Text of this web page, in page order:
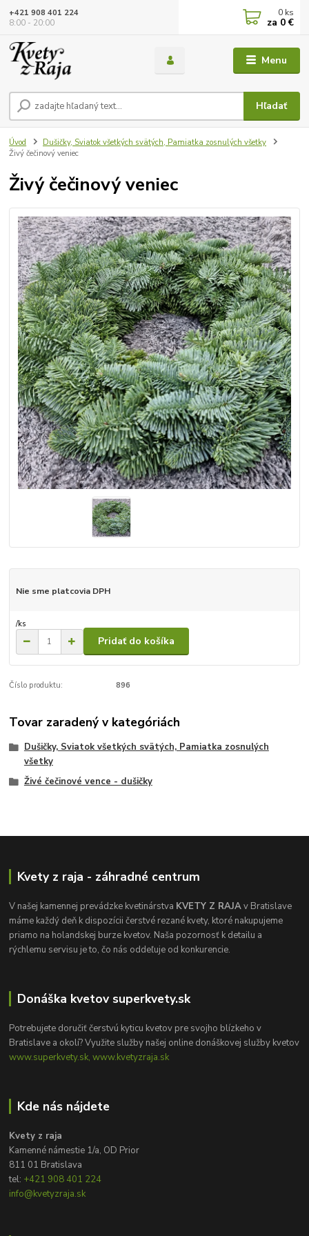
Menu
Hľadať
+421 908 401 224
8:00 - 20:00
0 ks
za 0 €
Úvod
Dušičky, Sviatok všetkých svätých, Pamiatka zosnulých všetky
Živý čečinový veniec
Živý čečinový veniec
Nie sme platcovia DPH
/ks
Pridať do košíka
Číslo produktu: 896
Tovar zaradený v kategóriách
Dušičky, Sviatok všetkých svätých, Pamiatka zosnulých
všetky
Živé čečinové vence - dušičky
Kvety z raja - záhradné centrum
V našej kamennej prevádzke kvetinárstva KVETY Z RAJAv Bratislave
máme každý deň k dispozícii čerstvé rezané kvety, ktoré nakupujeme
priamo na holandskej burze kvetov. Naša pozornosť k detailu a
rýchlemu servisu je to, čo nás oddeľuje od konkurencie.
Donáška kvetov superkvety.sk
Potrebujete doručiť čerstvú kyticu kvetov pre svojho blízkeho v
Bratislave a okolí? Využite služby našej online donáškovej služby kvetov
www.superkvety.sk, www.kvetyzraja.sk
Kde nás nájdete
Kvety z raja
Kamenné námestie 1/a, OD Prior
811 01 Bratislava
tel: +421 908 401 224
info@kvetyzraja.sk